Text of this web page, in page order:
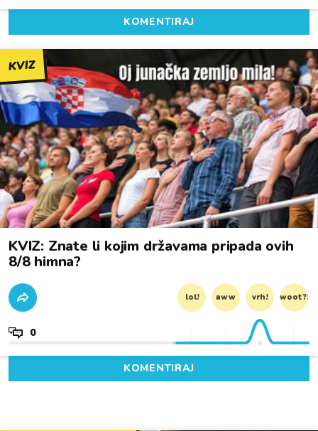
KOMENTIRAJ
KVIZ
KVIZ: Znate li kojim državama pripada ovih
8/8 himna?
lol! aww vrh! woot?!
0
KOMENTIRAJ